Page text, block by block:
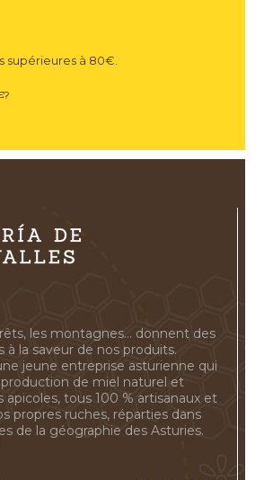
supérieures à 80€.
les montagnes... donnent des
à la saveur de nos produits.
jeune entreprise asturienne qui
production de miel naturel et
apicoles, tous 100 % artisanaux et
propres ruches, réparties dans
de la géographie des Asturies.